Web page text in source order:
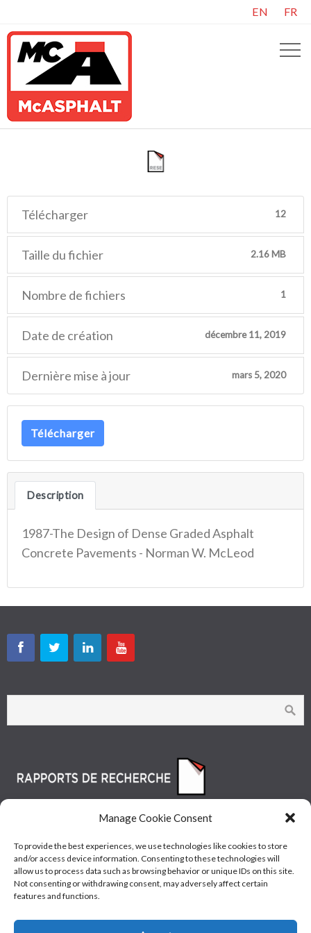
Manage Cookie Consent
To provide the best experiences, we use technologies like cookies to store
and/or access device information. Consenting to these technologies will
allow us to process data such as browsing behavior or unique IDs on this site.
Not consenting or withdrawing consent, may adversely affect certain
features and functions.
EN FR
Télécharger 12
Taille du fichier 2.16 MB
Nombre de fichiers 1
Date de création décembre 11, 2019
Dernière mise à jour mars 5, 2020
Télécharger
Description
1987-The Design of Dense Graded Asphalt
Concrete Pavements - Norman W. McLeod